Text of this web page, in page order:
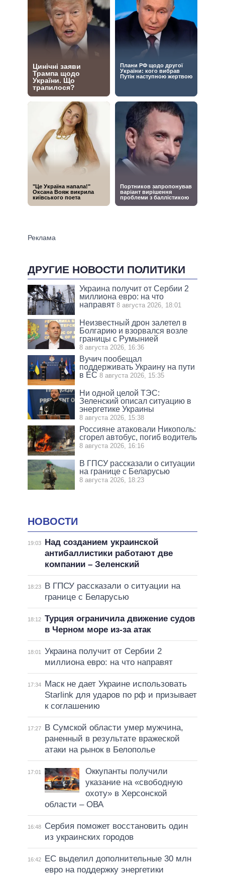
ДРУГИЕ НОВОСТИ ПОЛИТИКИ
Украина получит от Сербии 2
миллиона евро: на что
направят 8 августа 2026, 18:01
Неизвестный дрон залетел в
Болгарию и взорвался возле
границы с Румынией
8 августа 2026, 16:36
Вучич пообещал
поддерживать Украину на пути
в ЕС 8 августа 2026, 15:35
Ни одной целой ТЭС:
Зеленский описал ситуацию в
энергетике Украины
8 августа 2026, 15:38
Россияне атаковали Никополь:
сгорел автобус, погиб водитель
8 августа 2026, 16:16
В ГПСУ рассказали о ситуации
на границе с Беларусью
8 августа 2026, 18:23
НОВОСТИ
19:03
Над созданием украинской
антибаллистики работают две
компании – Зеленский
18:23
В ГПСУ рассказали о ситуации на
границе с Беларусью
18:12 Турция ограничила движение судов
в Черном море из-за атак
18:01
Украина получит от Сербии 2
миллиона евро: на что направят
17:34
Маск не дает Украине использовать
Starlink для ударов по рф и призывает
к соглашению
17:27
В Сумской области умер мужчина,
раненный в результате вражеской
атаки на рынок в Белополье
17:01
Оккупанты получили
указание на «свободную
охоту» в Херсонской
области – ОВА
16:48
Сербия поможет восстановить один
из украинских городов
16:42
ЕС выделил дополнительные 30 млн
евро на поддержку энергетики